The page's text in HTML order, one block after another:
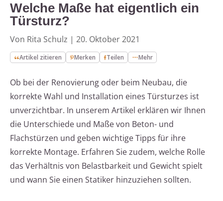
Welche Maße hat eigentlich ein
Türsturz?
Von Rita Schulz | 20. Oktober 2021
Artikel zitieren Merken Teilen Mehr
Ob bei der Renovierung oder beim Neubau, die
korrekte Wahl und Installation eines Türsturzes ist
unverzichtbar. In unserem Artikel erklären wir Ihnen
die Unterschiede und Maße von Beton- und
Flachstürzen und geben wichtige Tipps für ihre
korrekte Montage. Erfahren Sie zudem, welche Rolle
das Verhältnis von Belastbarkeit und Gewicht spielt
und wann Sie einen Statiker hinzuziehen sollten.